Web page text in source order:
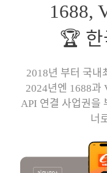
1688,
🏆 한
2018년 부터 국내
2024년엔 1688과
API 연결 사업권을
너